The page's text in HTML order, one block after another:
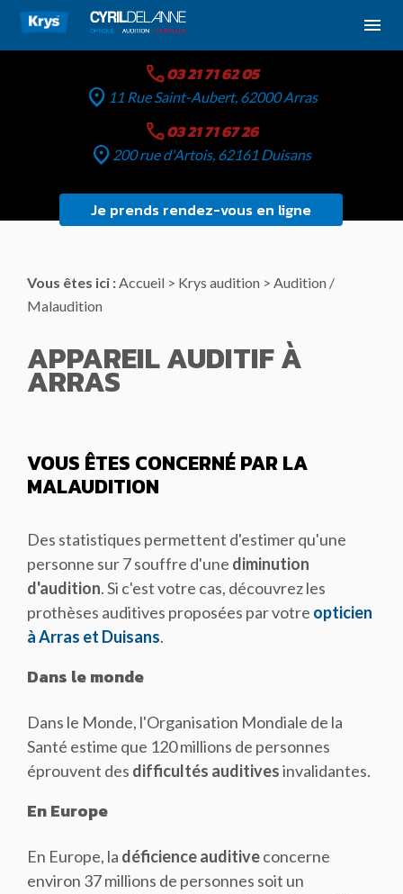
menu
call03 21 71 62 05
location_on 11 Rue Saint-Aubert, 62000 Arras
location_on 200 rue d'Artois, 62161 Duisans
call03 21 71 67 26
Je prends rendez-vous en ligne
Vous êtes ici :Accueil> Krys audition> Audition /
Malaudition
APPAREIL AUDITIF À
ARRAS
VOUS ÊTES CONCERNÉ PAR LA
MALAUDITION
Des statistiques permettent d'estimer qu'une
personne sur 7 souffre d'une diminution
d'audition. Si c'est votre cas, découvrez les
prothèses auditives proposées par votre opticien
à Arras et Duisans.
Dans le monde
Dans le Monde, l'Organisation Mondiale de la
Santé estime que 120 millions de personnes
éprouvent des difficultés auditivesinvalidantes.
En Europe
En Europe, la déficience auditiveconcerne
environ 37 millions de personnes soit un
Panneau de gestion des cookies